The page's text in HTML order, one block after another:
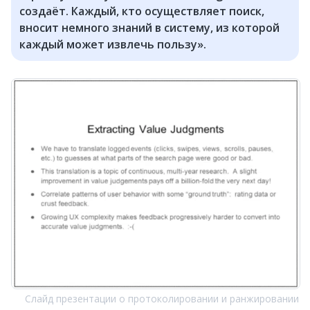
создаёт. Каждый, кто осуществляет поиск,
вносит немного знаний в систему, из которой
каждый может извлечь пользу».
Слайд презентации о протоколировании и ранжировании